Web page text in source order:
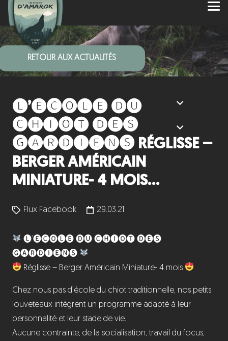
RETOUR AUX ACTUALITÉS
🅛’🅔́🅒🅞🅛🅔 🅓🅤
🅒🅗🅘🅞🅣 🅓🅔🅢
🅖🅐🅡🅓🅘🅔🅝🅢 RÉGLISSE –
BERGER AMÉRICAIN
MINIATURE- 4 MOIS…
Flux Facebook 29.03.21
🅛’🅔́🅒🅞🅛🅔 🅓🅤 🅒🅗🅘🅞🅣 🅓🅔🅢
🅖🅐🅡🅓🅘🅔🅝🅢
Réglisse – Berger Américain Miniature- 4 mois
Chez nous pas d’école du chiot traditionnelle, nos petits
louveteaux intègrent un programme adapté à leur
personnalité et leur stade de vie.
Aucune contrainte, de la socialisation, travail du focus,